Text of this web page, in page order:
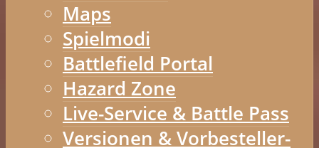
Maps
Spielmodi
Battlefield Portal
Hazard Zone
Live-Service & Battle Pass
Versionen & Vorbesteller-